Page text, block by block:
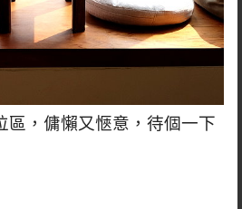
區，傭懶又愜意，待個一下